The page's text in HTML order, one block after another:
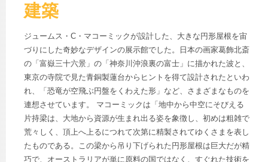
建築
ジュームス・C・マコーミックが設計した、大きな円形屋根を宙
づりにした奇妙なデザインの展示館でした。日本の画家葛飾北斎
の「富嶽三十六景」の「神奈川沖浪裏の富士」に描かれた波と、
東京の寺院で見た青銅製蓮台からヒントを得て設計されたといわ
れ、「恐竜が空飛ぶ円盤をくわえた形」など、さまざまなものを
連想させています。 マコーミックは「地中から中空にそびえる
片持梁は、大地から資源が生まれ出る姿を象徴し、初めは粗雑で
荒々しく、頂上へ上るにつれて次第に精製されてゆくさまを表し
たものである。この梁から吊り下げられた円形屋根は巨大だが精
巧で、オーストラリアが単に原料の国ではなく、すぐれた技術を